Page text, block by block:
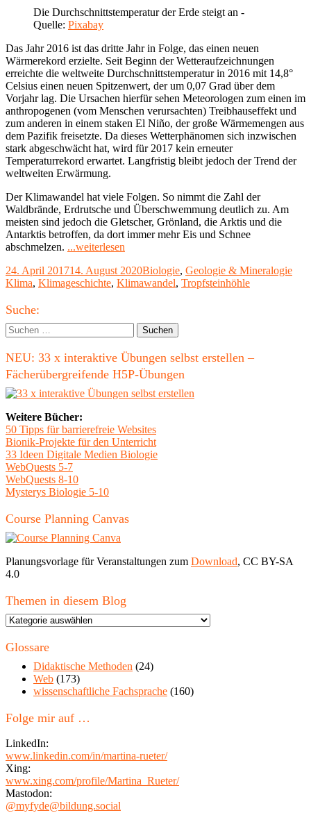
Die Durchschnittstemperatur der Erde steigt an -
Quelle: Pixabay
Das Jahr 2016 ist das dritte Jahr in Folge, das einen neuen
Wärmerekord erzielte. Seit Beginn der Wetteraufzeichnungen
erreichte die weltweite Durchschnittstemperatur in 2016 mit 14,8°
Celsius einen neuen Spitzenwert, der um 0,07 Grad über dem
Vorjahr lag. Die Ursachen hierfür sehen Meteorologen zum einen im
anthropogenen (vom Menschen verursachten) Treibhauseffekt und
zum anderen in einem staken El Niño, der große Wärmemengen aus
dem Pazifik freisetzte. Da dieses Wetterphänomen sich inzwischen
stark abgeschwächt hat, wird für 2017 kein erneuter
Temperaturrekord erwartet. Langfristig bleibt jedoch der Trend der
weltweiten Erwärmung.
Der Klimawandel hat viele Folgen. So nimmt die Zahl der
Waldbrände, Erdrutsche und Überschwemmung deutlich zu. Am
meisten sind jedoch die Gletscher, Grönland, die Arktis und die
Antarktis betroffen, da dort immer mehr Eis und Schnee
abschmelzen. ...weiterlesen
bisher
wärmstes
Veröffentlicht
am
24. April 201714. August 2020Kategorien
Biologie, Geologie & Mineralogie
Klima, Klimageschichte, Klimawandel, Tropfsteinhöhle
Haupt-
Seitenleiste
Suche:
Suchen
nach:
NEU: 33 x interaktive Übungen selbst erstellen –
Fächerübergreifende H5P-Übungen
Weitere Bücher:
50 Tipps für barrierefreie Websites
Bionik-Projekte für den Unterricht
33 Ideen Digitale Medien Biologie
WebQuests 5-7
WebQuests 8-10
Mysterys Biologie 5-10
Course Planning Canvas
Planungsvorlage für Veranstaltungen zum Download, CC BY-SA
4.0
Themen in diesem Blog
Themen
diesem
Glossare
Didaktische Methoden (24)
Web (173)
wissenschaftliche Fachsprache (160)
Folge mir auf …
LinkedIn:
www.linkedin.com/in/martina-rueter/
Xing:
www.xing.com/profile/Martina_Rueter/
Mastodon:
@myfyde@bildung.social